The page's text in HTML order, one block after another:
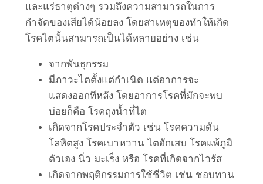
และแร่ธาตุต่างๆ รวมถึงความสามารถในการ
กำจัดของเสียได้น้อยลง โดยสาเหตุของทำให้เกิด
โรคไตนั้นสามารถเป็นได้หลายอย่าง เช่น
จากพันธุกรรม
มีภาวะไตตั้งแต่กำเนิด แต่อาการจะ
แสดงออกทีหลัง โดยอาการโรคที่มักจะพบ
บ่อยก็คือ โรคถุงน้ำที่ไต
เกิดจากโรคประจำตัว เช่น โรคความดัน
โลหิตสูง โรคเบาหวาน ไตอักเสบ โรคแพ้ภูมิ
ตัวเอง นิ่ว มะเร็ง หรือ โรคที่เกิดจากไวรัส
เกิดจากพฤติกรรมการใช้ชีวิต เช่น ชอบทาน